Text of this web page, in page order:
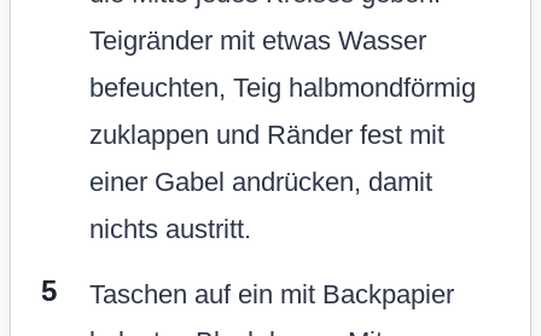
Teigränder mit etwas Wasser
befeuchten, Teig halbmondförmig
zuklappen und Ränder fest mit
einer Gabel andrücken, damit
nichts austritt.
Taschen auf ein mit Backpapier